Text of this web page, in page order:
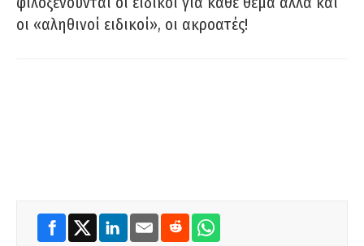
οι «αληθινοί ειδικοί», οι ακροατές!